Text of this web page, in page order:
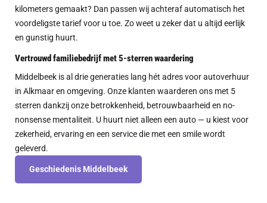
kilometers gemaakt? Dan passen wij achteraf automatisch het
voordeligste tarief voor u toe. Zo weet u zeker dat u altijd eerlijk
en gunstig huurt.
Vertrouwd familiebedrijf met 5-sterren waardering
Middelbeek is al drie generaties lang hét adres voor autoverhuur
in Alkmaar en omgeving. Onze klanten waarderen ons met 5
sterren dankzij onze betrokkenheid, betrouwbaarheid en no-
nonsense mentaliteit. U huurt niet alleen een auto — u kiest voor
zekerheid, ervaring en een service die met een smile wordt
geleverd.
Geschiedenis Middelbeek